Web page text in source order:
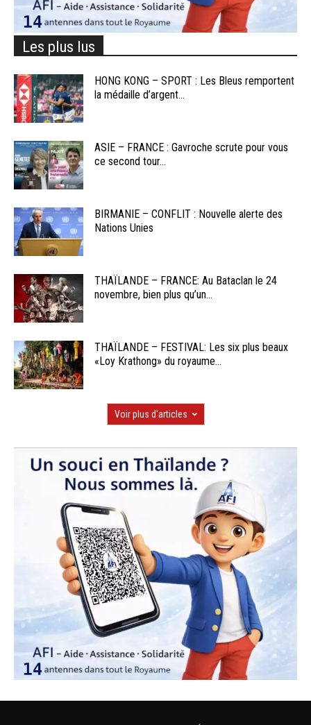
Les plus lus
HONG KONG – SPORT : Les Bleus remportent
la médaille d’argent...
ASIE – FRANCE : Gavroche scrute pour vous
ce second tour...
BIRMANIE – CONFLIT : Nouvelle alerte des
Nations Unies
THAÏLANDE – FRANCE: Au Bataclan le 24
novembre, bien plus qu’un...
THAÏLANDE – FESTIVAL: Les six plus beaux
«Loy Krathong» du royaume...
Voir plus d'articles